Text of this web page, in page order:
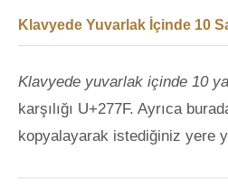
Klavyede Yuvarlak İçinde 10
Klavyede yuvarlak içinde 10
karşılığı U+277F. Ayrıca
kopyalayarak istediğiniz yere